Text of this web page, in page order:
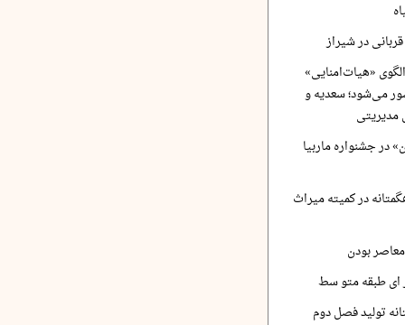
در شیراز
«هیات‌امنایی»
می‌شود؛ سعدیه و
مدیریتی
در جشنواره ماربیا
در کمیته میراث
بودن
ای طبقه متو سط
تولید فصل دوم